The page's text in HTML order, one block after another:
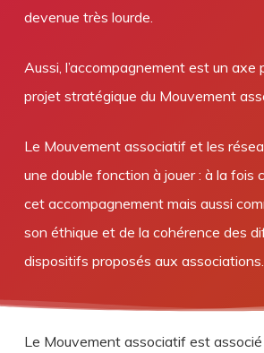
devenue très lourde.
Aussi, l’accompagnement est un axe
projet stratégique du Mouvement
Le Mouvement associatif et les
une double fonction à jouer : à la fois
cet accompagnement mais aussi
son éthique et de la cohérence des
dispositifs proposés aux associations.
Le Mouvement associatif est